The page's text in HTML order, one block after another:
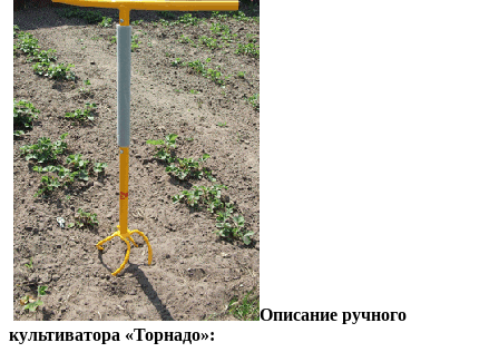
Описание ручного
культиватора «Торнадо»: